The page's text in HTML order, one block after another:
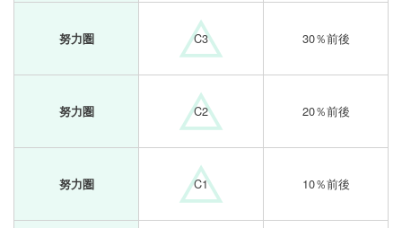
努力圏 C3 30％前後
努力圏 C2 20％前後
努力圏 C1 10％前後